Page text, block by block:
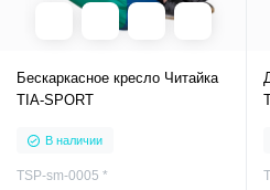
Бескаркасное кресло Читайка
TIA-SPORT
В наличии
TSP-sm-0005 *